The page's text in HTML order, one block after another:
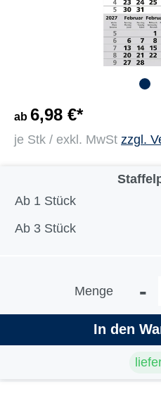
ab 6,98 €*
je Stk / exkl. MwSt zzgl.
Ab 1 Stück
Ab 3 Stück
Menge -
In den